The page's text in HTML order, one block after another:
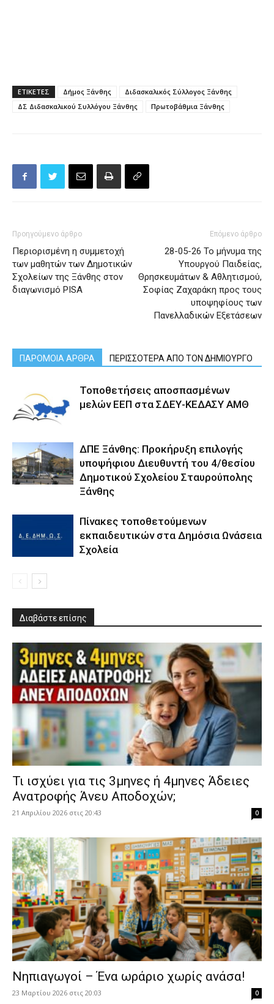
ΕΤΙΚΕΤΕΣ Δήμος Ξάνθης
Διδασκαλικός Σύλλογος Ξάνθης
ΔΣ Διδασκαλικού Συλλόγου Ξάνθης
Πρωτοβάθμια Ξάνθης
Προηγούμενο άρθρο
Περιορισμένη η συμμετοχή
των μαθητών των Δημοτικών
Σχολείων της Ξάνθης στον
διαγωνισμό PISA
Επόμενο άρθρο
28-05-26 Το μήνυμα της
Υπουργού Παιδείας,
Θρησκευμάτων & Αθλητισμού,
Σοφίας Ζαχαράκη προς τους
υποψηφίους των
Πανελλαδικών Εξετάσεων
ΠΑΡΟΜΟΙΑ ΑΡΘΡΑ ΠΕΡΙΣΣΟΤΕΡΑ ΑΠΟ ΤΟΝ ΔΗΜΙΟΥΡΓΟ
Τοποθετήσεις αποσπασμένων
μελών ΕΕΠ στα ΣΔΕΥ-ΚΕΔΑΣΥ ΑΜΘ
ΔΠΕ Ξάνθης: Προκήρυξη επιλογής
υποψήφιου Διευθυντή του 4/θεσίου
Δημοτικού Σχολείου Σταυρούπολης
Ξάνθης
Πίνακες τοποθετούμενων
εκπαιδευτικών στα Δημόσια Ωνάσεια
Σχολεία
Διαβάστε επίσης
​Τι ισχύει για τις 3μηνες ή 4μηνες Άδειες
Ανατροφής Άνευ Αποδοχών;
21 Απριλίου 2026 στις 20:43 0
Νηπιαγωγοί – Ένα ωράριο χωρίς ανάσα!
23 Μαρτίου 2026 στις 20:03 0